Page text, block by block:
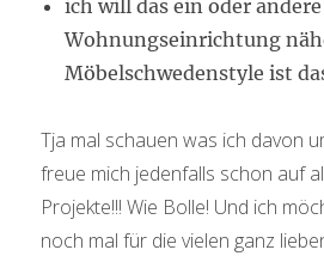
ich will das ein oder
Wohnungseinrichtung
Möbelschwedenstyle ist
Tja mal schauen was ich davon
freue mich jedenfalls schon auf
Projekte!!! Wie Bolle! Und ich
noch mal für die vielen ganz